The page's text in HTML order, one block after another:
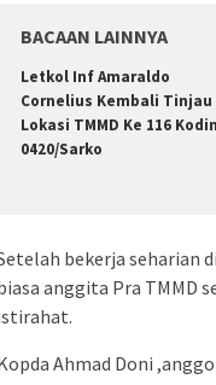
BACAAN LAINNYA
Letkol Inf Amaraldo
Cornelius Kembali Tinjau
Lokasi TMMD Ke 116
0420/Sarko
bekerja seharian
anggita Pra TMMD
Ahmad Doni